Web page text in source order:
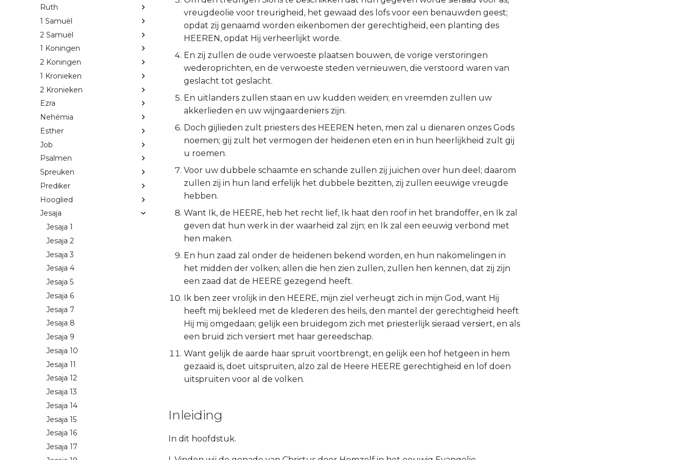
Ruth
1 Samuël
2 Samuël
1 Koningen
2 Koningen
1 Kronieken
2 Kronieken
Ezra
Nehémia
Esther
Job
Psalmen
Spreuken
Prediker
Hooglied
Jesaja
Jesaja 1
Jesaja 2
Jesaja 3
Jesaja 4
Jesaja 5
Jesaja 6
Jesaja 7
Jesaja 8
Jesaja 9
Jesaja 10
Jesaja 11
Jesaja 12
Jesaja 13
Jesaja 14
Jesaja 15
Jesaja 16
Jesaja 17
vreugdeolie voor treurigheid, het gewaad des lofs voor een benauwden geest;
opdat zij genaamd worden eikenbomen der gerechtigheid, een planting des
HEEREN, opdat Hij verheerlijkt worde.
En zij zullen de oude verwoeste plaatsen bouwen, de vorige verstoringen
wederoprichten, en de verwoeste steden vernieuwen, die verstoord waren van
geslacht tot geslacht.
En uitlanders zullen staan en uw kudden weiden; en vreemden zullen uw
akkerlieden en uw wijngaardeniers zijn.
Doch gijlieden zult priesters des HEEREN heten, men zal u dienaren onzes Gods
noemen; gij zult het vermogen der heidenen eten en in hun heerlijkheid zult gij
u roemen.
Voor uw dubbele schaamte en schande zullen zij juichen over hun deel; daarom
zullen zij in hun land erfelijk het dubbele bezitten, zij zullen eeuwige vreugde
hebben.
Want Ik, de HEERE, heb het recht lief, Ik haat den roof in het brandoffer, en Ik zal
geven dat hun werk in der waarheid zal zijn; en Ik zal een eeuwig verbond met
hen maken.
En hun zaad zal onder de heidenen bekend worden, en hun nakomelingen in
het midden der volken; allen die hen zien zullen, zullen hen kennen, dat zij zijn
een zaad dat de HEERE gezegend heeft.
Ik ben zeer vrolijk in den HEERE, mijn ziel verheugt zich in mijn God, want Hij
heeft mij bekleed met de klederen des heils, den mantel der gerechtigheid heeft
Hij mij omgedaan; gelijk een bruidegom zich met priesterlijk sieraad versiert, en als
een bruid zich versiert met haar gereedschap.
Want gelijk de aarde haar spruit voortbrengt, en gelijk een hof hetgeen in hem
gezaaid is, doet uitspruiten, alzo zal de Heere HEERE gerechtigheid en lof doen
uitspruiten voor al de volken.
Inleiding
In dit hoofdstuk.